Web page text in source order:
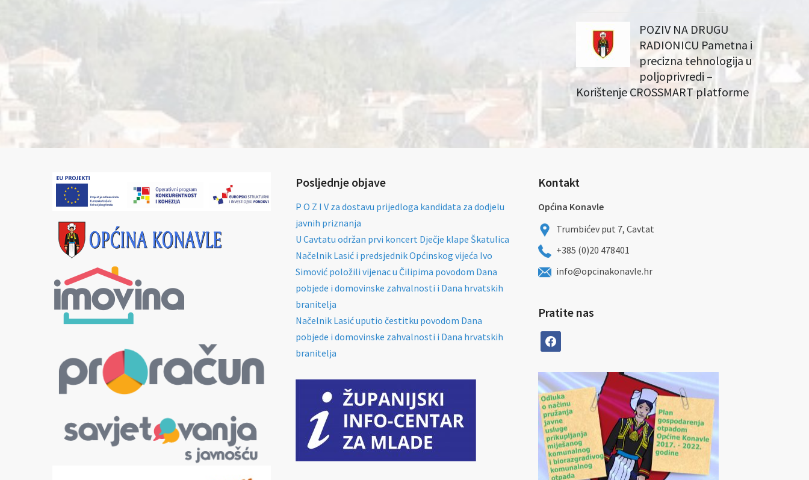
POZIV NA DRUGU
RADIONICU Pametna i
precizna tehnologija u
poljoprivredi –
Korištenje CROSSMART platforme
Posljednje objave
P O Z I V za dostavu prijedloga kandidata za dodjelu
javnih priznanja
U Cavtatu održan prvi koncert Dječje klape Škatulica
Načelnik Lasić i predsjednik Općinskog vijeća Ivo
Simović položili vijenac u Čilipima povodom Dana
pobjede i domovinske zahvalnosti i Dana hrvatskih
branitelja
Načelnik Lasić uputio čestitku povodom Dana
pobjede i domovinske zahvalnosti i Dana hrvatskih
branitelja
Kontakt
Općina Konavle
Trumbićev put 7, Cavtat
+385 (0)20 478401
info@opcinakonavle.hr
Pratite nas
facebook